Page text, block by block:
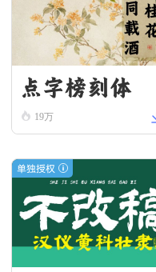
点字榜刻体
19万
单独授权